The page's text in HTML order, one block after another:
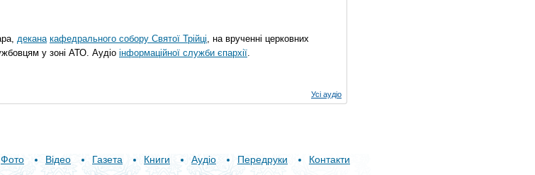
декана кафедрального собору Святої Трійці, на врученні церковних
у зоні АТО. Аудіо інформаційної служби єпархії.
Усі аудіо
Фото Відео Газета Книги Аудіо Передруки Контакти